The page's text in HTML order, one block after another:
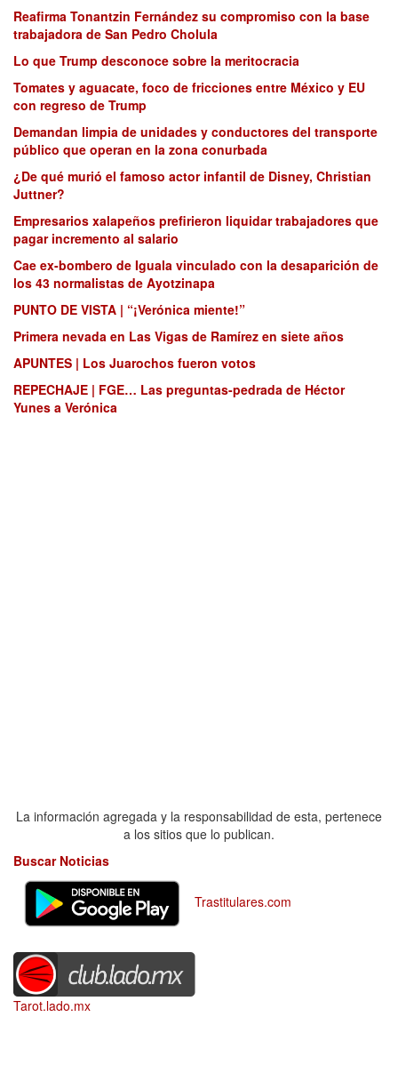
Reafirma Tonantzin Fernández su compromiso con la base
trabajadora de San Pedro Cholula
Lo que Trump desconoce sobre la meritocracia
Tomates y aguacate, foco de fricciones entre México y EU
con regreso de Trump
Demandan limpia de unidades y conductores del transporte
público que operan en la zona conurbada
¿De qué murió el famoso actor infantil de Disney, Christian
Juttner?
Empresarios xalapeños prefirieron liquidar trabajadores que
pagar incremento al salario
Cae ex-bombero de Iguala vinculado con la desaparición de
los 43 normalistas de Ayotzinapa
PUNTO DE VISTA | “¡Verónica miente!”
Primera nevada en Las Vigas de Ramírez en siete años
APUNTES | Los Juarochos fueron votos
REPECHAJE | FGE… Las preguntas-pedrada de Héctor
Yunes a Verónica
La información agregada y la responsabilidad de esta, pertenece
a los sitios que lo publican.
Buscar Noticias
Trastitulares.com
Tarot.lado.mx